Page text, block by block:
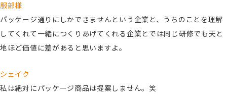
服部様
パッケージ通りにしかできませんという企業と、うちのことを理解
してくれて一緒につくりあげてくれる企業とでは同じ研修でも天と
地ほど価値に差があると思いますよ。
シェイク
私は絶対にパッケージ商品は提案しません。笑